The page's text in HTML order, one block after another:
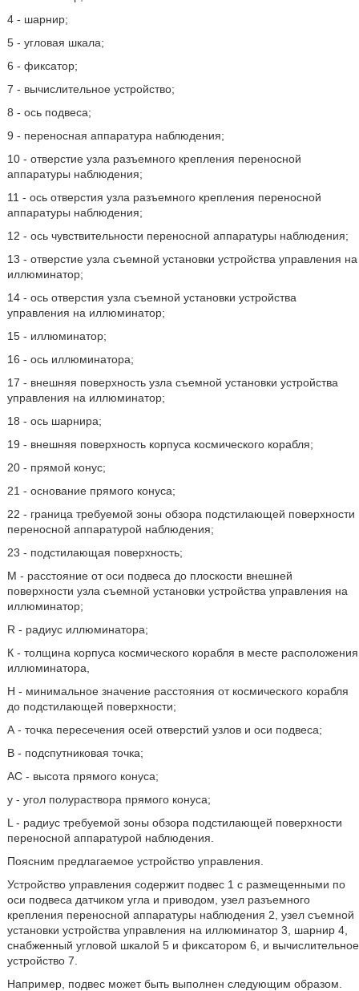
4 - шарнир;
5 - угловая шкала;
6 - фиксатор;
7 - вычислительное устройство;
8 - ось подвеса;
9 - переносная аппаратура наблюдения;
10 - отверстие узла разъемного крепления переносной
аппаратуры наблюдения;
11 - ось отверстия узла разъемного крепления переносной
аппаратуры наблюдения;
12 - ось чувствительности переносной аппаратуры наблюдения;
13 - отверстие узла съемной установки устройства управления на
иллюминатор;
14 - ось отверстия узла съемной установки устройства
управления на иллюминатор;
15 - иллюминатор;
16 - ось иллюминатора;
17 - внешняя поверхность узла съемной установки устройства
управления на иллюминатор;
18 - ось шарнира;
19 - внешняя поверхность корпуса космического корабля;
20 - прямой конус;
21 - основание прямого конуса;
22 - граница требуемой зоны обзора подстилающей поверхности
переносной аппаратурой наблюдения;
23 - подстилающая поверхность;
М - расстояние от оси подвеса до плоскости внешней
поверхности узла съемной установки устройства управления на
иллюминатор;
R - радиус иллюминатора;
К - толщина корпуса космического корабля в месте расположения
иллюминатора,
Н - минимальное значение расстояния от космического корабля
до подстилающей поверхности;
А - точка пересечения осей отверстий узлов и оси подвеса;
В - подспутниковая точка;
АС - высота прямого конуса;
у - угол полураствора прямого конуса;
L - радиус требуемой зоны обзора подстилающей поверхности
переносной аппаратурой наблюдения.
Поясним предлагаемое устройство управления.
Устройство управления содержит подвес 1 с размещенными по
оси подвеса датчиком угла и приводом, узел разъемного
крепления переносной аппаратуры наблюдения 2, узел съемной
установки устройства управления на иллюминатор 3, шарнир 4,
снабженный угловой шкалой 5 и фиксатором 6, и вычислительное
устройство 7.
Например, подвес может быть выполнен следующим образом.